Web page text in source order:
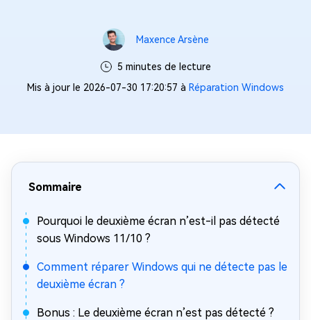
Maxence Arsène
5 minutes de lecture
Mis à jour le 2026-07-30 17:20:57 à Réparation Windows
Sommaire
Pourquoi le deuxième écran n’est-il pas détecté
sous Windows 11/10 ?
Comment réparer Windows qui ne détecte pas le
deuxième écran ?
Bonus : Le deuxième écran n’est pas détecté ?